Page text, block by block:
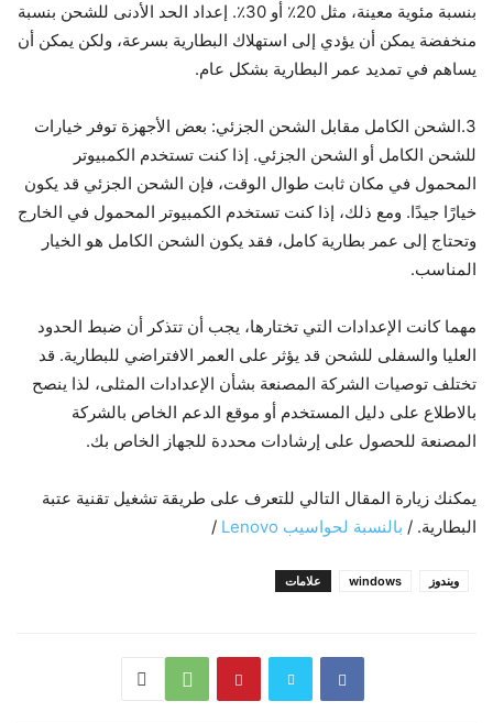
بنسبة مئوية معينة، مثل 20٪ أو 30٪. إعداد الحد الأدنى للشحن بنسبة
منخفضة يمكن أن يؤدي إلى استهلاك البطارية بسرعة، ولكن يمكن أن
يساهم في تمديد عمر البطارية بشكل عام.
3.الشحن الكامل مقابل الشحن الجزئي: بعض الأجهزة توفر خيارات
للشحن الكامل أو الشحن الجزئي. إذا كنت تستخدم الكمبيوتر
المحمول في مكان ثابت طوال الوقت، فإن الشحن الجزئي قد يكون
خيارًا جيدًا. ومع ذلك، إذا كنت تستخدم الكمبيوتر المحمول في الخارج
وتحتاج إلى عمر بطارية كامل، فقد يكون الشحن الكامل هو الخيار
المناسب.
مهما كانت الإعدادات التي تختارها، يجب أن تتذكر أن ضبط الحدود
العليا والسفلى للشحن قد يؤثر على العمر الافتراضي للبطارية. قد
تختلف توصيات الشركة المصنعة بشأن الإعدادات المثلى، لذا ينصح
بالاطلاع على دليل المستخدم أو موقع الدعم الخاص بالشركة
المصنعة للحصول على إرشادات محددة للجهاز الخاص بك.
يمكنك زيارة المقال التالي للتعرف على طريقة تشغيل تقنية عتبة
البطارية. / بالنسبة لحواسيب Lenovo /
علامات windows ويندوز